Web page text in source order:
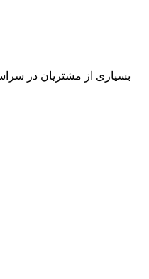
بسیاری از مشتریان در